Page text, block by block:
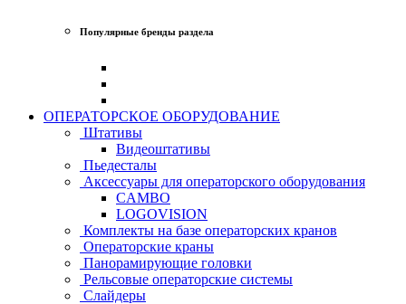
Популярные бренды раздела
ОПЕРАТОРСКОЕ ОБОРУДОВАНИЕ
Штативы
Видеоштативы
Пьедесталы
Аксессуары для операторского оборудования
CAMBO
LOGOVISION
Комплекты на базе операторских кранов
Операторские краны
Панорамирующие головки
Рельсовые операторские системы
Слайдеры